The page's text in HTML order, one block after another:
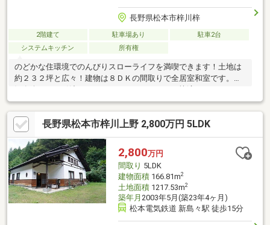
長野県松本市梓川梓
2階建て 駐車場あり
駐車2台
システムキッチン
所有権
のどかな住環境でのんびりスローライフを満喫できます！土地は
約２３２坪と広々！建物は８ＤＫの間取りで全居室和室です。現
してみてはいかがでしょうか
長野県松本市梓川上野 2,800万円 5LDK
2,800万円
間取り 5LDK
建物面積166.81m2
土地面積1217.53m2
築年月 2003年5月(築23年4ヶ月)
松本電気鉄道 新島々駅 徒歩15分